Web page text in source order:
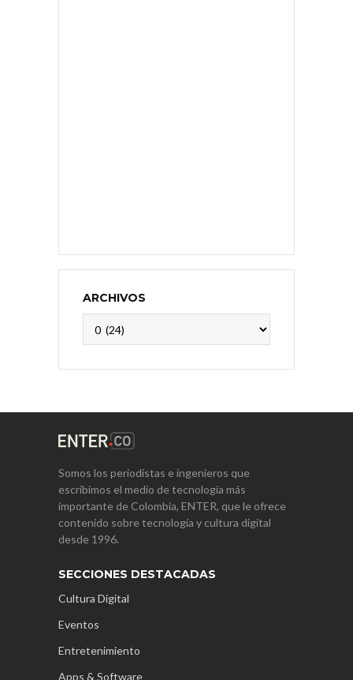
ARCHIVOS
Somos los periodistas e ingenieros que
escribimos el medio de tecnología más
importante de Colombia, ENTER, que le ofrece
contenido sobre tecnología y cultura digital
desde 1996.
SECCIONES DESTACADAS
Cultura Digital
Eventos
Entretenimiento
Apps & Software